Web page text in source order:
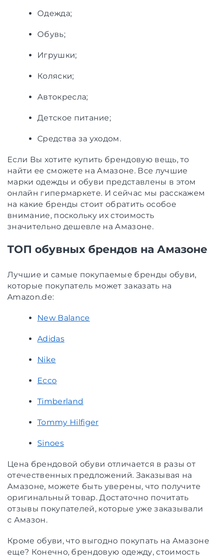
Одежда;
Обувь;
Игрушки;
Коляски;
Автокресла;
Детское питание;
Средства за уходом.
Если Вы хотите купить брендовую вещь, то
найти ее сможете на Амазоне. Все лучшие
марки одежды и обуви представлены в этом
онлайн гипермаркете. И сейчас мы расскажем
на какие бренды стоит обратить особое
внимание, поскольку их стоимость
значительно дешевле на Амазоне.
ТОП обувных брендов на Амазоне
Лучшие и самые покупаемые бренды обуви,
которые покупатель может заказать на
Amazon.de:
New Balance
Adidas
Nike
Ecco
Timberland
Tommy Hilfiger
Sinoes
Цена брендовой обуви отличается в разы от
отечественных предложений. Заказывая на
Амазоне, можете быть уверены, что получите
оригинальный товар. Достаточно почитать
отзывы покупателей, которые уже заказывали
с Амазон.
Кроме обуви, что выгодно покупать на Амазоне
еще? Конечно, брендовую одежду, стоимость